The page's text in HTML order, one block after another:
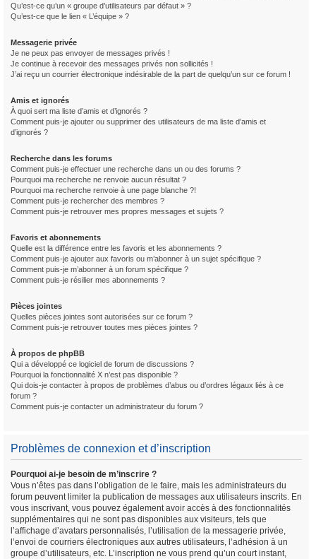
Qu’est-ce qu’un « groupe d’utilisateurs par défaut » ?
Qu’est-ce que le lien « L’équipe » ?
Messagerie privée
Je ne peux pas envoyer de messages privés !
Je continue à recevoir des messages privés non sollicités !
J’ai reçu un courrier électronique indésirable de la part de quelqu’un sur ce forum !
Amis et ignorés
À quoi sert ma liste d’amis et d’ignorés ?
Comment puis-je ajouter ou supprimer des utilisateurs de ma liste d’amis et
d’ignorés ?
Recherche dans les forums
Comment puis-je effectuer une recherche dans un ou des forums ?
Pourquoi ma recherche ne renvoie aucun résultat ?
Pourquoi ma recherche renvoie à une page blanche ?!
Comment puis-je rechercher des membres ?
Comment puis-je retrouver mes propres messages et sujets ?
Favoris et abonnements
Quelle est la différence entre les favoris et les abonnements ?
Comment puis-je ajouter aux favoris ou m’abonner à un sujet spécifique ?
Comment puis-je m’abonner à un forum spécifique ?
Comment puis-je résilier mes abonnements ?
Pièces jointes
Quelles pièces jointes sont autorisées sur ce forum ?
Comment puis-je retrouver toutes mes pièces jointes ?
À propos de phpBB
Qui a développé ce logiciel de forum de discussions ?
Pourquoi la fonctionnalité X n’est pas disponible ?
Qui dois-je contacter à propos de problèmes d’abus ou d’ordres légaux liés à ce
forum ?
Comment puis-je contacter un administrateur du forum ?
Problèmes de connexion et d’inscription
Pourquoi ai-je besoin de m’inscrire ?
Vous n’êtes pas dans l’obligation de le faire, mais les administrateurs du
forum peuvent limiter la publication de messages aux utilisateurs inscrits. En
vous inscrivant, vous pouvez également avoir accès à des fonctionnalités
supplémentaires qui ne sont pas disponibles aux visiteurs, tels que
l’affichage d’avatars personnalisés, l’utilisation de la messagerie privée,
l’envoi de courriers électroniques aux autres utilisateurs, l’adhésion à un
groupe d’utilisateurs, etc. L’inscription ne vous prend qu’un court instant,